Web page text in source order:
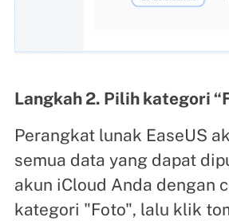
Langkah 2. Pilih kategori
Perangkat lunak EaseUS
semua data yang dapat
akun iCloud Anda dengan
kategori "Foto", lalu klik